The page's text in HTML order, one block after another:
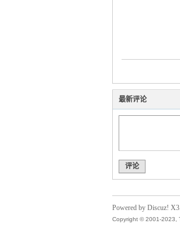
网
最新评论
评论
Powered by Discuz!
Copyright © 2001-2023,